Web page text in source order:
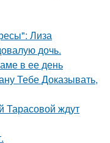
Лиза
дочь.
в ее день
Тебе Доказывать,
Тарасовой ждут